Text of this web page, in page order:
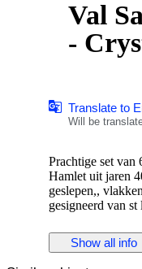
Val
-
Translate to
Will be
Prachtige set van
Hamlet uit jaren
geslepen,, vlakken,, en
gesigneerd van
Show all info